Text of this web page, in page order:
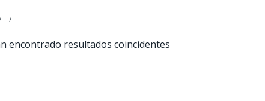
encontrado resultados coincidentes